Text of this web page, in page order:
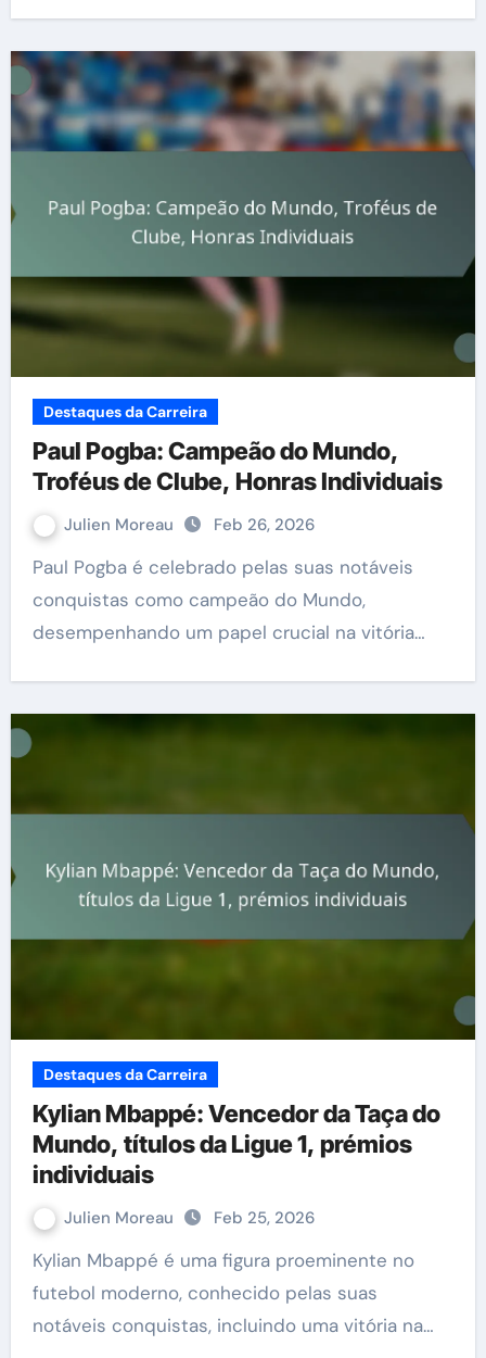
Destaques da Carreira
Paul Pogba: Campeão do Mundo,
Troféus de Clube, Honras Individuais
Julien Moreau Feb 26, 2026
Paul Pogba é celebrado pelas suas notáveis
conquistas como campeão do Mundo,
desempenhando um papel crucial na vitória…
Destaques da Carreira
Kylian Mbappé: Vencedor da Taça do
Mundo, títulos da Ligue 1, prémios
individuais
Julien Moreau Feb 25, 2026
Kylian Mbappé é uma figura proeminente no
futebol moderno, conhecido pelas suas
notáveis conquistas, incluindo uma vitória na…